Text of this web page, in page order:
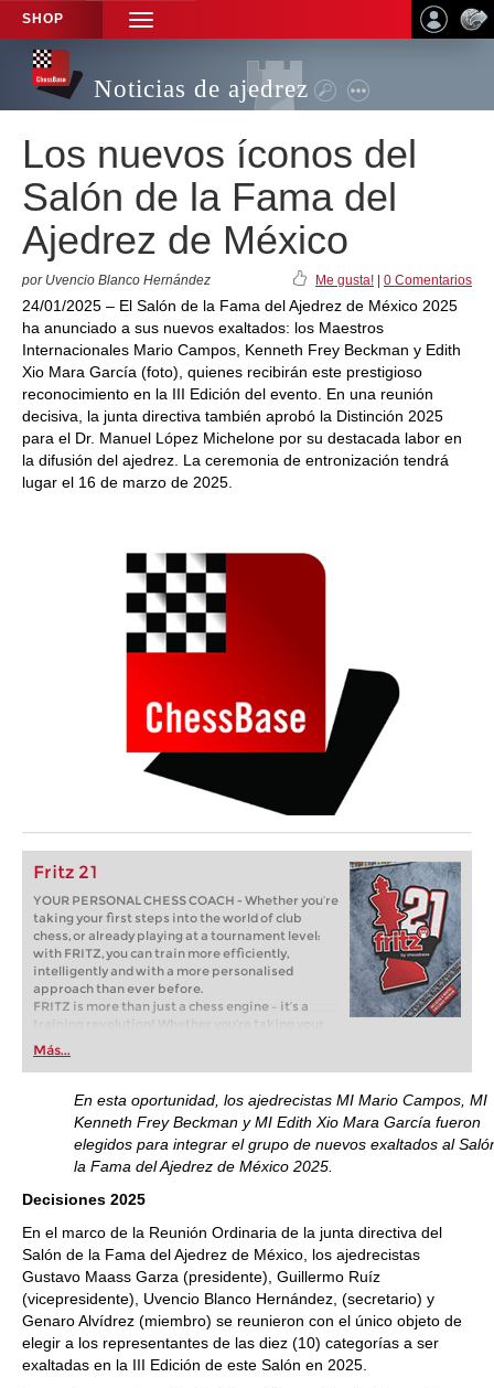
SHOP
TOGGLE
NAVIGATION
Noticias de ajedrez
Los nuevos íconos del
Salón de la Fama del
Ajedrez de México
por Uvencio Blanco Hernández Me gusta! 0 Comentarios
24/01/2025 – El Salón de la Fama del Ajedrez de México 2025
ha anunciado a sus nuevos exaltados: los Maestros
Internacionales Mario Campos, Kenneth Frey Beckman y Edith
Xio Mara García (foto), quienes recibirán este prestigioso
reconocimiento en la III Edición del evento. En una reunión
decisiva, la junta directiva también aprobó la Distinción 2025
para el Dr. Manuel López Michelone por su destacada labor en
la difusión del ajedrez. La ceremonia de entronización tendrá
lugar el 16 de marzo de 2025.
Fritz 21
YOUR PERSONAL CHESS COACH - Whether you’re
taking your first steps into the world of club
chess, or already playing at a tournament level:
with FRITZ, you can train more efficiently,
intelligently and with a more personalised
approach than ever before.
FRITZ is more than just a chess engine – it’s a
training revolution! Whether you’re taking your
first steps into the world of club chess, or already
playing at a tournament level: with FRITZ, you can
train more efficiently, intelligently and with a
more personalised approach than ever before.
Más...
En esta oportunidad, los ajedrecistas MI Mario Campos, MI
Kenneth Frey Beckman y MI Edith Xio Mara García fueron
elegidos para integrar el grupo de nuevos exaltados al
la Fama del Ajedrez de México 2025.
Decisiones 2025
En el marco de la Reunión Ordinaria de la junta directiva del
Salón de la Fama del Ajedrez de México, los ajedrecistas
Gustavo Maass Garza (presidente), Guillermo Ruíz
(vicepresidente), Uvencio Blanco Hernández, (secretario) y
Genaro Alvídrez (miembro) se reunieron con el único objeto de
elegir a los representantes de las diez (10) categorías a ser
exaltadas en la III Edición de este Salón en 2025.